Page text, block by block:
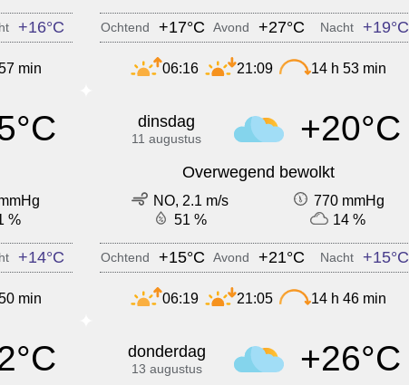
+16°C
min
Ochtend +17°C Avond +27°C Nacht +19°C
06:16 21:09 14 h 53 min
%
+14°C
min
dinsdag
11 augustus +20°C
Overwegend bewolkt
NO, 2.1 m/s
770 mmHg
51 %
14 %
Ochtend +15°C Avond +21°C Nacht +15°C
06:19 21:05 14 h 46 min
donderdag
13 augustus +26°C